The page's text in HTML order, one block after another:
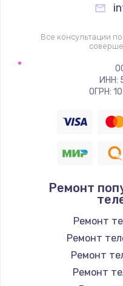
Замена
Все консультации
ИНН:
ОГРН:
Ремонт
Ремонт
Ремонт
Ремонт
Ремонт